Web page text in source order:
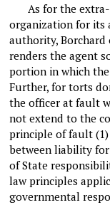
As for the
organization for its
authority, Borchard
renders the agent
portion in which
Further, for torts
the officer at fault
not extend to the
principle of fault
between liability
of State
law principles
governmental